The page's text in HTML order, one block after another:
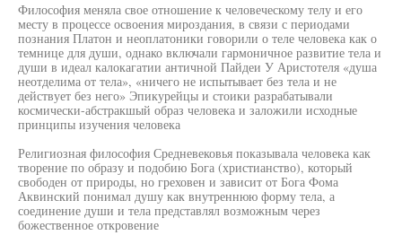
Философия меняла свое отношение к человеческому телу и его
месту в процессе освоения мироздания, в связи с периодами
познания Платон и неоплатоники говорили о теле человека как о
темнице для души, однако включали гармоничное развитие тела и
души в идеал калокагатии античной Пайдеи У Аристотеля «душа
неотделима от тела», «ничего не испытывает без тела и не
действует без него» Эпикурейцы и стоики разрабатывали
космически-абстракшый образ человека и заложили исходные
принципы изучения человека
Религиозная философия Средневековья показывала человека как
творение по образу и подобию Бога (христианство), который
свободен от природы, но греховен и зависит от Бога Фома
Аквинский понимал душу как внутреннюю форму тела, а
соединение души и тела представлял возможным через
божественное откровение